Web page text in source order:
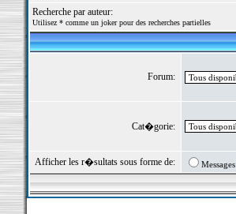
Recherche par auteur:
Utilisez * comme un joker pour des recherches partielles
Forum:
Cat�gorie:
Afficher les r�sultats sous forme de: Messages